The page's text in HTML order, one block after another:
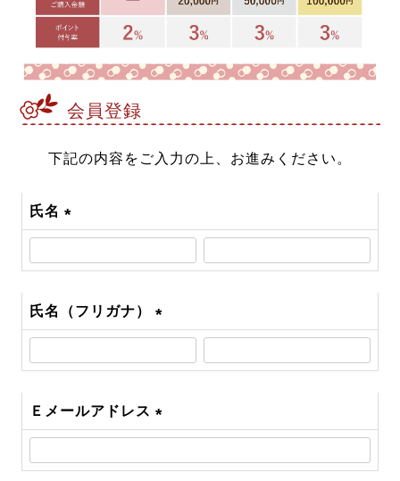
会員登録
下記の内容をご入力の上、お進みください。
氏名
(必
須)
氏名（フリガナ）
(必
須)
Ｅメールアドレス
(必
須)